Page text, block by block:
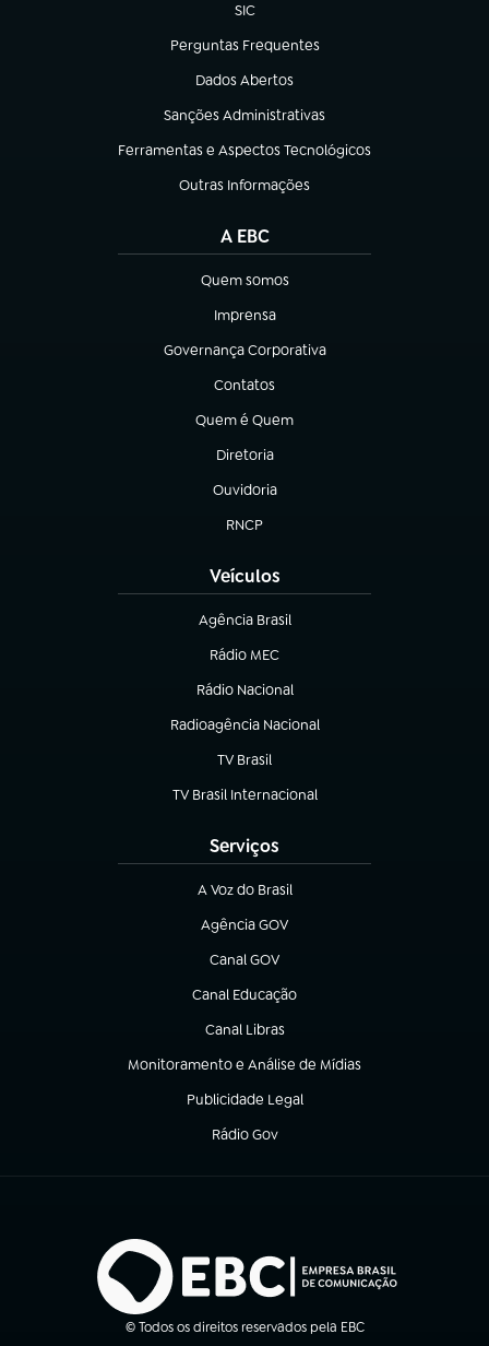
SIC
(abre em nova aba)
Perguntas Frequentes
(abre em nova aba)
Dados Abertos
(abre em nova aba)
Sanções Administrativas
(abre em nova aba)
Ferramentas e Aspectos Tecnológicos
(abre em nova aba)
Outras Informações
(abre em nova aba)
A EBC
Quem somos
(abre em nova aba)
Imprensa
(abre em nova aba)
Governança Corporativa
(abre em nova aba)
Contatos
(abre em nova aba)
Quem é Quem
(abre em nova aba)
Diretoria
(abre em nova aba)
Ouvidoria
(abre em nova aba)
RNCP
(abre em nova aba)
Veículos
Agência Brasil
(abre em nova aba)
Rádio MEC
(abre em nova aba)
Rádio Nacional
Radioagência Nacional
(abre em nova aba)
TV Brasil
(abre em nova aba)
TV Brasil Internacional
(abre em nova aba)
Serviços
A Voz do Brasil
(abre em nova aba)
Agência GOV
(abre em nova aba)
Canal GOV
(abre em nova aba)
Canal Educação
(abre em nova aba)
Canal Libras
(abre em nova aba)
Monitoramento e Análise de Mídias
(abre em nova aba)
Publicidade Legal
(abre em nova aba)
Rádio Gov
(abre em nova aba)
© Todos os direitos reservados pela EBC